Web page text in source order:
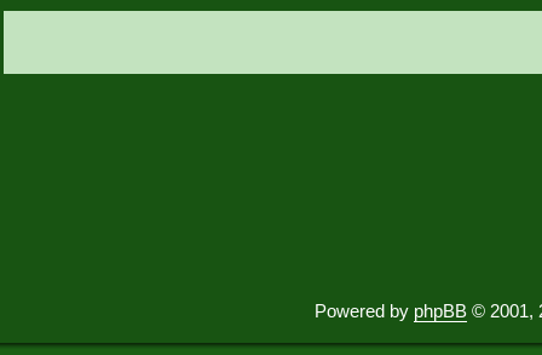
Powered by phpBB © 2001,